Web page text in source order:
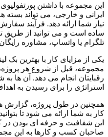
این مجموعه با داشتن
ایرانی و خارجی، می تواند
نیاز شما ارائه دهد. فرآیند
تلگرام یا واتساپ، مشاوره
یکی از مزایای کار با بهترین
مجموعه، قبل از شروع هر
رقبایتان انجام می دهد. آن ها
استراتژی را برای رسیدن به
همچنین در طول پروژه،
کار به شما ارائه می شود تا
این شفافیت و حرفه ای بودن در
صاحبان کسب و کارها به این